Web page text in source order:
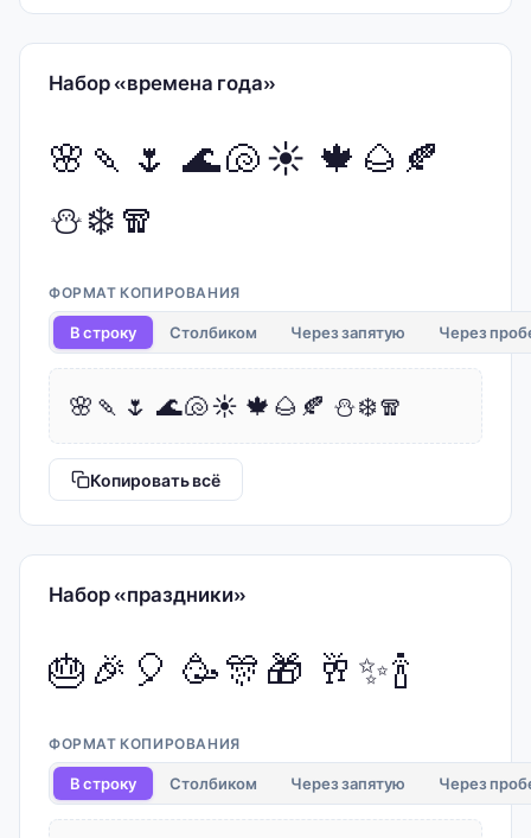
Набор «времена года»
🌸🍡🌷 🌊🐚☀️ 🍁🌰🍂
⛄❄️🧣
ФОРМАТ КОПИРОВАНИЯ
В строку Столбиком Через запятую Через
🌸🍡🌷 🌊🐚☀️ 🍁🌰🍂 ⛄❄️🧣
Копировать всё
Набор «праздники»
🎂🎉🎈 🥳🎊🎁 🥂✨🍾
ФОРМАТ КОПИРОВАНИЯ
В строку Столбиком Через запятую Через